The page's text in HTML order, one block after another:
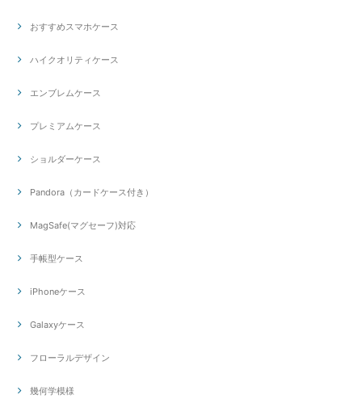
おすすめスマホケース
ハイクオリティケース
エンブレムケース
プレミアムケース
ショルダーケース
Pandora（カードケース付き）
MagSafe(マグセーフ)対応
手帳型ケース
iPhoneケース
Galaxyケース
フローラルデザイン
幾何学模様